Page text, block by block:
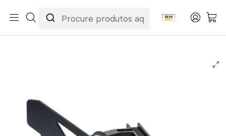
Proteção Triângulo de Suspensão Dianteiro AXP Polaris RZR
XP1000 Sport 2024